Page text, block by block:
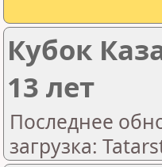
Кубок
13 лет
Последнее
загрузка: